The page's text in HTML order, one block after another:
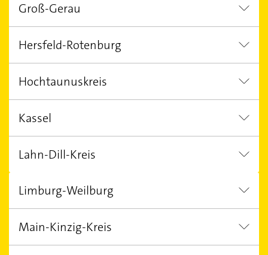
Buseck Biebertal
Groß-Gerau
Riedstadt Rüsselsheim am Main
Hersfeld-Rotenburg
Bad Hersfeld
Hochtaunuskreis
Schmitten im Taunus Bad Homburg v. d.
Kassel
Lahn-Dill-Kreis
Greifenstein Waldsolms
Limburg-Weilburg
Hadamar Waldbrunn (Westerwald)
Main-Kinzig-Kreis